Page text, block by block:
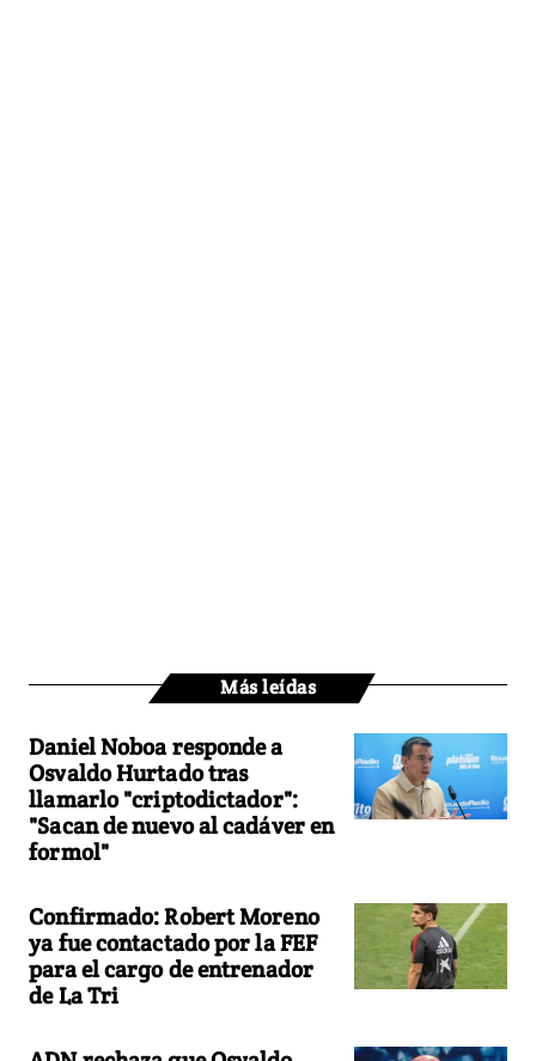
Más leídas
Daniel Noboa responde a
Osvaldo Hurtado tras
llamarlo "criptodictador":
"Sacan de nuevo al cadáver en
formol"
Confirmado: Robert Moreno
ya fue contactado por la FEF
para el cargo de entrenador
de La Tri